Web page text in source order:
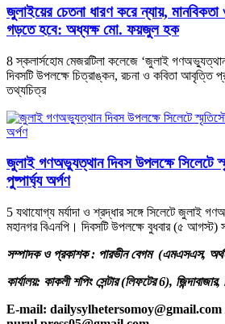
জুলাইয়ের চেতনা ধারণ করে ন্যায়, মানবিকতা
গড়তে হবে: অধ্যক্ষ মো. ফয়জুল হক
8 স্কলার্সহোম মেজরটিলা কলেজে ‘জুলাই
দিবসটি উপলক্ষে চিত্রাঙ্কন, রচনা ও কবিতা আবৃত্তি
তথ্যচিত্র
জুলাই গণঅভ্যুত্থান দিবস উপলক্ষে সিলেটে
পুষ্পার্ঘ্য অর্পণ
5 যথাযোগ্য মর্যাদা ও শ্রদ্ধার সঙ্গে সিলেটে জুলাই
মহানগর বিএনপি। দিবসটি উপলক্ষে বুধবার (৫ আগস্ট)
সম্পাদক ও প্রকাশক : পারভীন বেগম (এমএসএস,
কার্যালয়: কাকলী শপিং সেন্টার (লিফটের 6),
E-mail: dailysylhetersomoy@gmail.com